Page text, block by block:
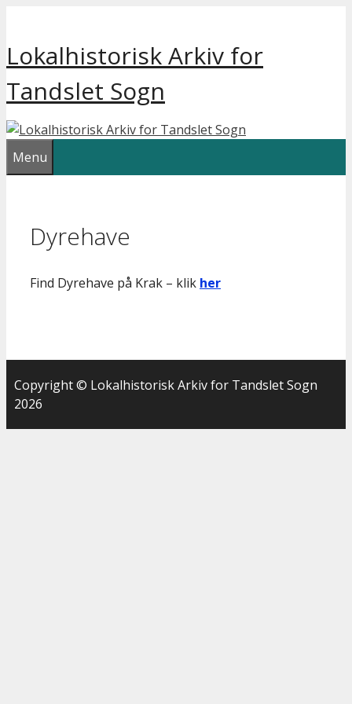
indhold
Lokalhistorisk Arkiv for
Tandslet Sogn
Menu
Dyrehave
Find Dyrehave på Krak – klik her
Copyright © Lokalhistorisk Arkiv for Tandslet Sogn
2026